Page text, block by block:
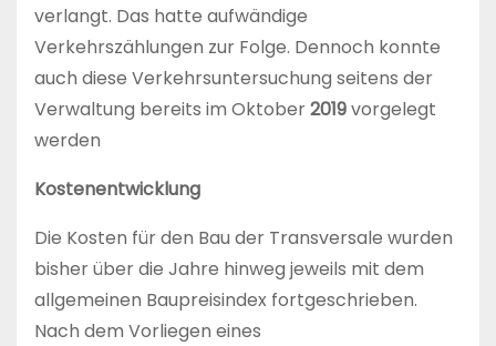
verlangt. Das hatte aufwändige
Verkehrszählungen zur Folge. Dennoch konnte
auch diese Verkehrsuntersuchung seitens der
Verwaltung bereits im Oktober2019vorgelegt
werden
Kostenentwicklung
Die Kosten für den Bau der Transversale wurden
bisher über die Jahre hinweg jeweils mit dem
allgemeinen Baupreisindex fortgeschrieben.
Nach dem Vorliegen eines